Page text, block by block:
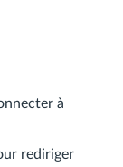
à
rediriger